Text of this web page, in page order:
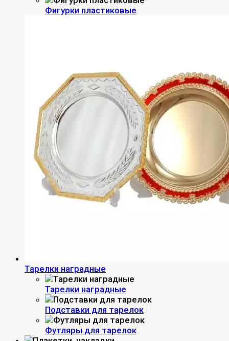
Фигурки пластиковые
Тарелки наградные
Тарелки наградные
Подставки для тарелок
Футляры для тарелок